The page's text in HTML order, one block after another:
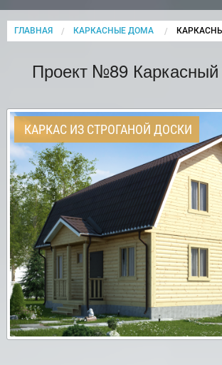
ГЛАВНАЯ КАРКАСНЫЕ ДОМА CURRENT:
Проект №89
КАРКАС ИЗ СТРОГАНОЙ ДОСКИ